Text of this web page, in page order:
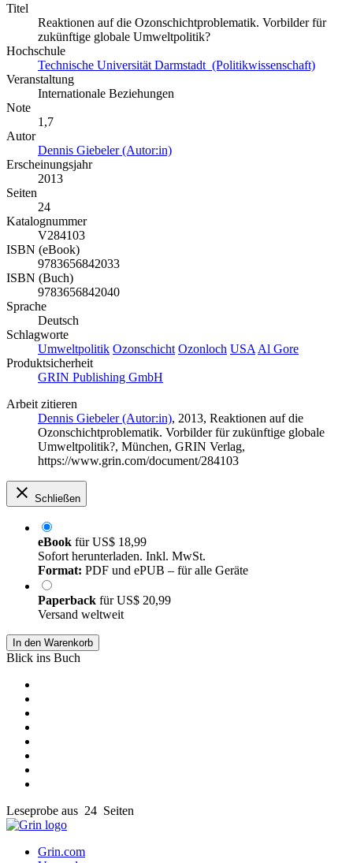
Titel
Reaktionen auf die Ozonschichtproblematik. Vorbilder für
zukünftige globale Umweltpolitik?
Hochschule
Technische Universität Darmstadt (Politikwissenschaft)
Veranstaltung
Internationale Beziehungen
Note
1,7
Autor
Dennis Giebeler (Autor:in)
Erscheinungsjahr
2013
Seiten
24
Katalognummer
V284103
ISBN (eBook)
9783656842033
ISBN (Buch)
9783656842040
Sprache
Deutsch
Schlagworte
Umweltpolitik Ozonschicht Ozonloch USA Al Gore
Produktsicherheit
GRIN Publishing GmbH
Arbeit zitieren
Dennis Giebeler (Autor:in), 2013, Reaktionen auf die
Ozonschichtproblematik. Vorbilder für zukünftige globale
Umweltpolitik?, München, GRIN Verlag,
https://www.grin.com/document/284103
Schließen
eBook fürUS$ 18,99
Sofort herunterladen. Inkl. MwSt.
Format: PDF und ePUB – für alle Geräte
Paperback fürUS$ 20,99
Versand weltweit
In den Warenkorb
Blick ins Buch
Leseprobe aus 24 Seiten
Grin.com